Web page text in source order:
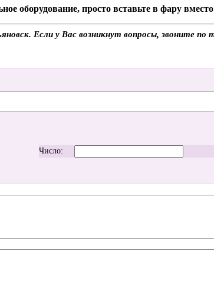
оборудование, просто вставьте в фару
Если у Вас возникнут вопросы, звоните
Число: